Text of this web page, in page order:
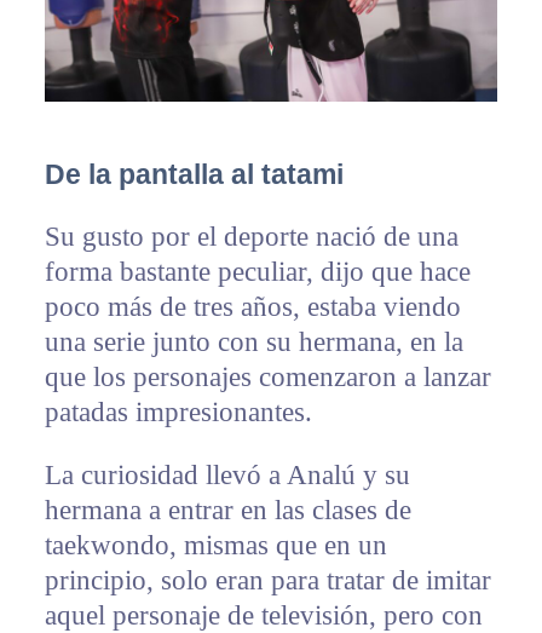
De la pantalla al tatami
Su gusto por el deporte nació de una
forma bastante peculiar, dijo que hace
poco más de tres años, estaba viendo
una serie junto con su hermana, en la
que los personajes comenzaron a lanzar
patadas impresionantes.
La curiosidad llevó a Analú y su
hermana a entrar en las clases de
taekwondo, mismas que en un
principio, solo eran para tratar de imitar
aquel personaje de televisión, pero con